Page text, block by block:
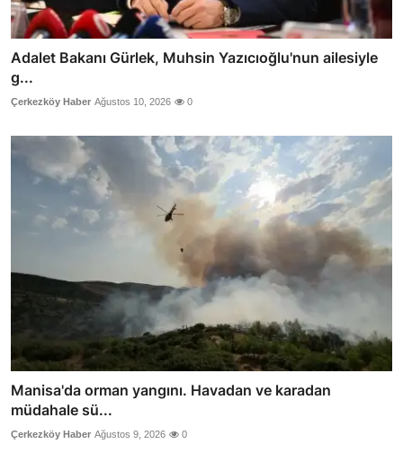
Adalet Bakanı Gürlek, Muhsin Yazıcıoğlu'nun ailesiyle
g...
Çerkezköy Haber Ağustos 10, 2026 0
Manisa'da orman yangını. Havadan ve karadan
müdahale sü...
Çerkezköy Haber Ağustos 9, 2026 0